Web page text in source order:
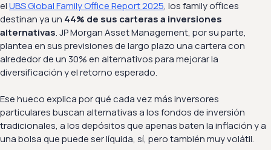
elUBS Global Family Office Report 2025, los family offices
destinan ya un 44% de sus carteras a inversiones
alternativas. JP Morgan Asset Management, por su parte,
plantea en sus previsiones de largo plazo una cartera con
alrededor de un 30% en alternativos para mejorar la
diversificación y el retorno esperado.
Ese hueco explica por qué cada vez más inversores
particulares buscan alternativas a los fondos de inversión
tradicionales, a los depósitos que apenas baten la inflación y a
una bolsa que puede ser líquida, sí, pero también muy volátil.